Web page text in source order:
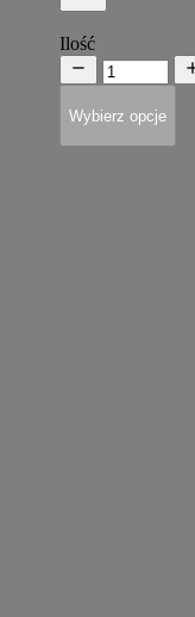
Ilość
Wybierz opcje